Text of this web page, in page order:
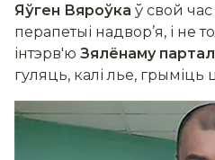
Яўген Вяроўка ў свой час
перапетыі надвор’я, і не
інтэрв'ю Зялёнаму
гуляць, калі лье, грыміць